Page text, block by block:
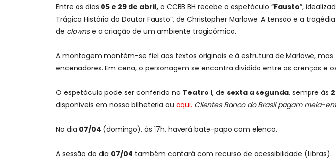
Entre os dias 05 e 29 de abril, o CCBB BH recebe o espetáculo “Fausto”,
Trágica História do Doutor Fausto”, de Christopher Marlowe. A tensão e a
de clownse a criação de um ambiente tragicômico.
A montagem mantém-se fiel aos textos originais e à estrutura de Marlowe,
encenadores. Em cena, o personagem se encontra dividido entre as crenças e
O espetáculo pode ser conferido no Teatro I, de sexta a segunda, sempre às
disponíveis em nossa bilheteria ou aqui. Clientes Banco do Brasil pagam meia-
No dia 07/04 (domingo), às 17h, haverá bate-papo com elenco.
A sessão do dia 07/04 também contará com recurso de acessibilidade (Libras).